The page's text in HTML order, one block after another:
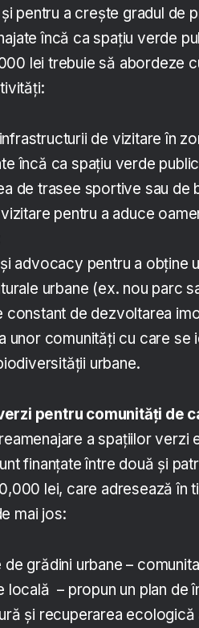
pentru a crește gradul de
încă ca spațiu verde
lei trebuie să abordeze
de vizitare în
încă ca spațiu verde
de trasee sportive sau de
pentru a aduce
advocacy pentru a obține
urbane (ex. nou parc
constant de dezvoltarea
unor comunități cu care se
urbane.
pentru comunități de
a spațiilor verzi
finanțate între două și
lei, care adresează în
mai jos:
de grădini urbane –
locală – propun un plan de
și recuperarea